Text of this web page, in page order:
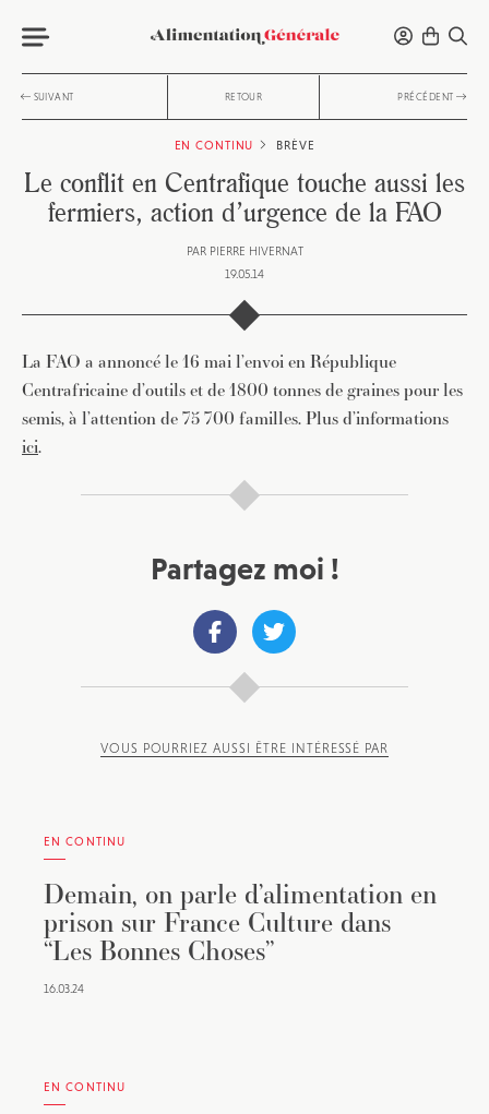
SUIVANT RETOUR PRÉCÉDENT
EN CONTINU BRÈVE
Le conflit en Centrafique touche aussi les
fermiers, action d’urgence de la FAO
PAR PIERRE HIVERNAT
19.05.14
La FAO a annoncé le 16 mai l’envoi en République
Centrafricaine d’outils et de 1800 tonnes de graines pour les
semis, à l’attention de 75 700 familles. Plus d’informations
ici.
Partagez moi !
VOUS POURRIEZ AUSSI ÊTRE INTÉRESSÉ PAR
EN CONTINU
Demain, on parle d’alimentation en
prison sur France Culture dans
“Les Bonnes Choses”
16.03.24
EN CONTINU